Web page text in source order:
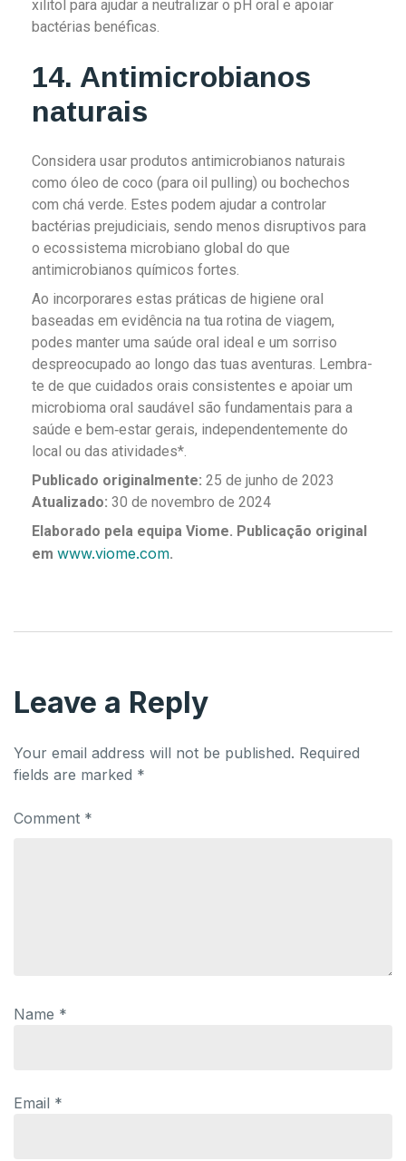
xilitol para ajudar a neutralizar o pH oral e apoiar
bactérias benéficas.
14. Antimicrobianos
naturais
Considera usar produtos antimicrobianos naturais
como óleo de coco (para oil pulling) ou bochechos
com chá verde. Estes podem ajudar a controlar
bactérias prejudiciais, sendo menos disruptivos para
o ecossistema microbiano global do que
antimicrobianos químicos fortes.
Ao incorporares estas práticas de higiene oral
baseadas em evidência na tua rotina de viagem,
podes manter uma saúde oral ideal e um sorriso
despreocupado ao longo das tuas aventuras. Lembra-
te de que cuidados orais consistentes e apoiar um
microbioma oral saudável são fundamentais para a
saúde e bem‑estar gerais, independentemente do
local ou das atividades*.
Publicado originalmente: 25 de junho de 2023
Atualizado: 30 de novembro de 2024
Elaborado pela equipa Viome. Publicação original
em www.viome.com.
Leave a Reply
Your email address will not be published. Required
fields are marked *
Comment *
Name *
Email *